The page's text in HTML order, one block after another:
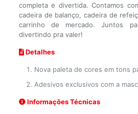
completa e divertida. Contamos
cadeira de balanço, cadeira de
carrinho de mercado. Juntos
divertindo pra valer!
Detalhes
Nova paleta de cores em tons
Adesivos exclusivos com a
Informações Técnicas